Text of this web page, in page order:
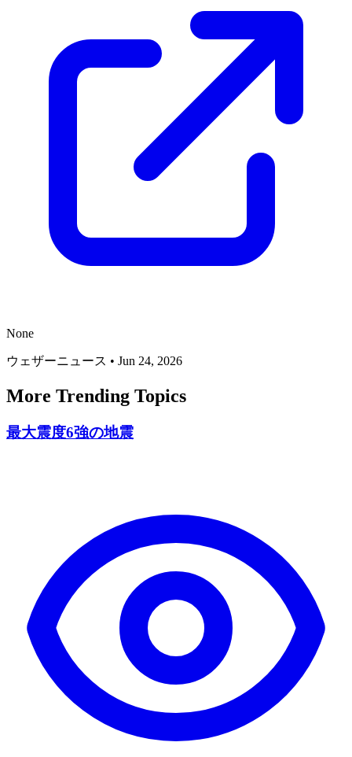
None
ウェザーニュース • Jun 24, 2026
More Trending Topics
最大震度6強の地震